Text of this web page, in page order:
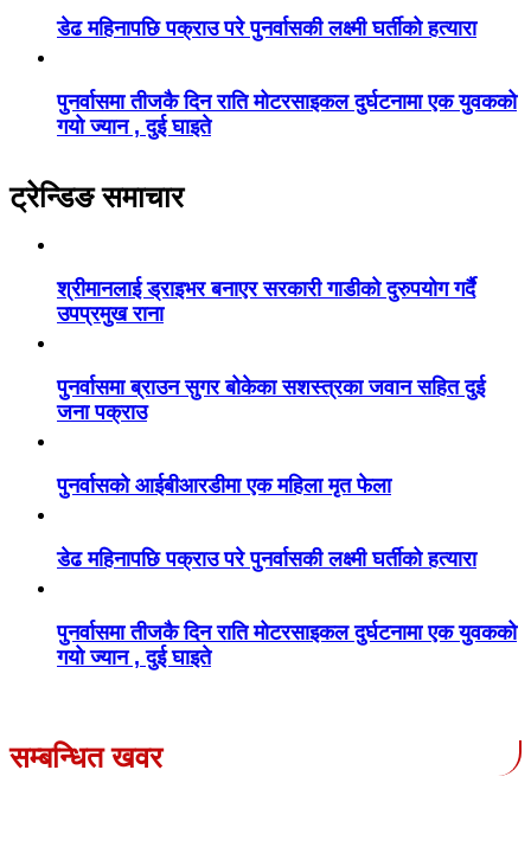
डेढ महिनापछि पक्राउ परे पुनर्वासकी लक्ष्मी घर्तीको हत्यारा
पुनर्वासमा तीजकै दिन राति मोटरसाइकल दुर्घटनामा एक युवकको
गयो ज्यान , दुई घाइते
ट्रेन्डिङ समाचार
श्रीमानलाई ड्राइभर बनाएर सरकारी गाडीको दुरुपयोग गर्दै
उपप्रमुख राना
पुनर्वासमा ब्राउन सुगर बोकेका सशस्त्रका जवान सहित दुई
जना पक्राउ
पुनर्वासको आईबीआरडीमा एक महिला मृत फेला
डेढ महिनापछि पक्राउ परे पुनर्वासकी लक्ष्मी घर्तीको हत्यारा
पुनर्वासमा तीजकै दिन राति मोटरसाइकल दुर्घटनामा एक युवकको
गयो ज्यान , दुई घाइते
सम्बन्धित खवर